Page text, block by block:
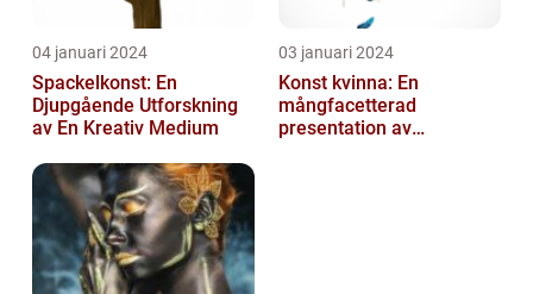
04 januari 2024
Spackelkonst: En
Djupgående Utforskning
av En Kreativ Medium
03 januari 2024
Konst kvinna: En
mångfacetterad
presentation av